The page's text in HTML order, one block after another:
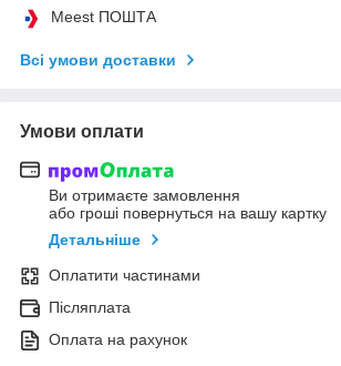
Meest ПОШТА
Всі умови доставки
Умови оплати
Ви отримаєте замовлення
або гроші повернуться на вашу картку
Детальніше
Оплатити частинами
Післяплата
Оплата на рахунок